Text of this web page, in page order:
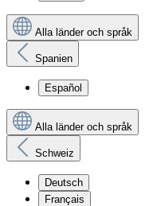
Alla länder och språk
Spanien
Español
Alla länder och språk
Schweiz
Deutsch
Français